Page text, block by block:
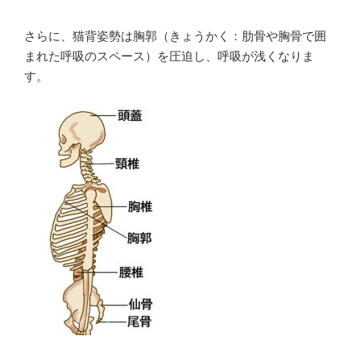
さらに、猫背姿勢は胸郭（きょうかく：肋骨や胸骨で囲
まれた呼吸のスペース）を圧迫し、呼吸が浅くなりま
す。